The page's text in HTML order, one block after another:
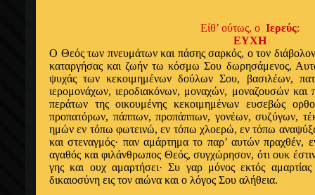
Είθ’ ούτως, ο Ιερεύς:
ΕΥΧΗ
Ο Θεός των πνευμάτων και πάσης σαρκός, ο τον
καταργήσας και ζωήν τω κόσμω Σου δωρησάμενος,
ψυχάς των κεκοιμημένων δούλων Σου, βασιλέων,
ιερομονάχων, ιεροδιακόνων, μοναχών, μοναζουσών
περάτων της οικουμένης κεκοιμημένων ευσεβώς
προπατόρων, πάππων, προπάππων, γονέων, συζύγων,
ημών εν τόπω φωτεινώ, εν τόπω χλοερώ, εν τόπω
και στεναγμός· παν αμάρτημα το παρ’ αυτών
αγαθός και φιλάνθρωπος Θεός, συγχώρησον, ότι ουκ
γης και ουχ αμαρτήσει· Συ γαρ μόνος εκτός
δικαιοσύνη εις τον αιώνα και ο λόγος Σου αλήθεια.